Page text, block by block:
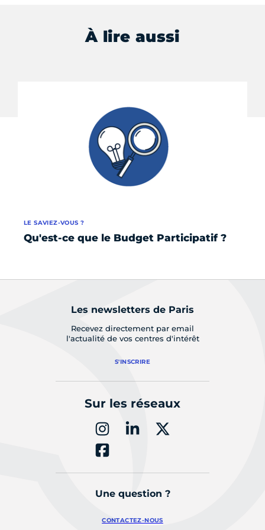
À lire aussi
Qu'est-ce que le Budget Participatif ?
LE SAVIEZ-VOUS ?
Les newsletters de Paris
Recevez directement par email
l'actualité de vos centres d'intérêt
S'INSCRIRE
Sur les réseaux
Une question ?
CONTACTEZ-NOUS